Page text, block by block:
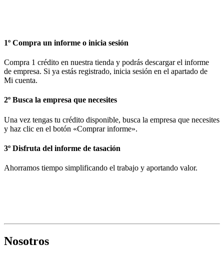
1º Compra un informe o inicia sesión
Compra 1 crédito en nuestra tienda y podrás descargar el informe
de empresa. Si ya estás registrado, inicia sesión en el apartado de
Mi cuenta.
2º Busca la empresa que necesites
Una vez tengas tu crédito disponible, busca la empresa que necesites
y haz clic en el botón «Comprar informe».
3º Disfruta del informe de tasación
Ahorramos tiempo simplificando el trabajo y aportando valor.
Nosotros